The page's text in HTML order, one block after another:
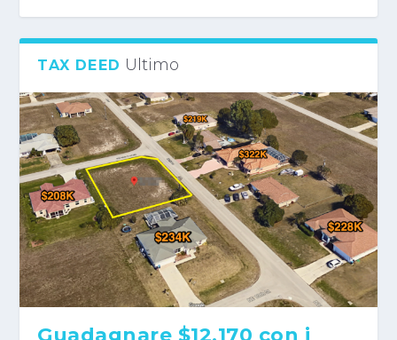
TAX DEED Ultimo
Guadagnare $12,170 con i